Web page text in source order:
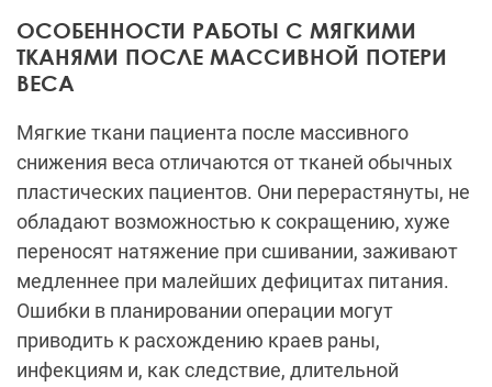
ОСОБЕННОСТИ РАБОТЫ С МЯГКИМИ
ТКАНЯМИ ПОСЛЕ МАССИВНОЙ ПОТЕРИ
ВЕСА
Мягкие ткани пациента после массивного
снижения веса отличаются от тканей обычных
пластических пациентов. Они перерастянуты, не
обладают возможностью к сокращению, хуже
переносят натяжение при сшивании, заживают
медленнее при малейших дефицитах питания.
Ошибки в планировании операции могут
приводить к расхождению краев раны,
инфекциям и, как следствие, длительной